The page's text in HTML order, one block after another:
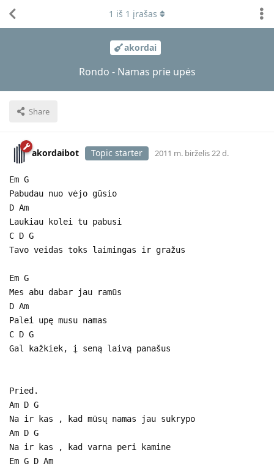
akordai
Rondo - Namas prie upės
Share
1 iš 1 įrašas
akordaibot Topic starter 2011 m. birželis 22 d.
Em G
Pabudau nuo vėjo gūsio
D Am
Laukiau kolei tu pabusi
C D G
Tavo veidas toks laimingas ir gražus
Em G
Mes abu dabar jau ramūs
D Am
Palei upę musu namas
C D G
Gal kažkiek, į seną laivą panašus
Pried.
Am D G
Na ir kas , kad mūsų namas jau sukrypo
Am D G
Na ir kas , kad varna peri kamine
Em G D Am